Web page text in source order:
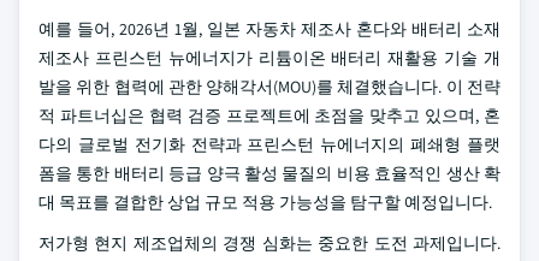
예를 들어, 2026년 1월, 일본 자동차 제조사 혼다와 배터리 소재
제조사 프린스턴 뉴에너지가 리튬이온 배터리 재활용 기술 개
발을 위한 협력에 관한 양해각서(MOU)를 체결했습니다. 이 전략
적 파트너십은 협력 검증 프로젝트에 초점을 맞추고 있으며, 혼
다의 글로벌 전기화 전략과 프린스턴 뉴에너지의 폐쇄형 플랫
폼을 통한 배터리 등급 양극 활성 물질의 비용 효율적인 생산 확
대 목표를 결합한 상업 규모 적용 가능성을 탐구할 예정입니다.
저가형 현지 제조업체의 경쟁 심화는 중요한 도전 과제입니다.